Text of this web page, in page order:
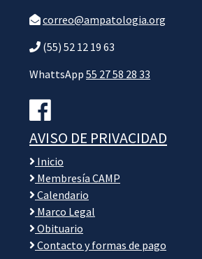
correo@ampatologia.org
(55) 52 12 19 63
WhattsApp 55 27 58 28 33
AVISO DE PRIVACIDAD
Inicio
Membresía CAMP
Calendario
Marco Legal
Obituario
Contacto y formas de pago